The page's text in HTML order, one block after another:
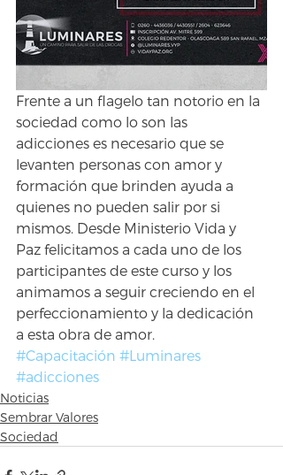
Frente a un flagelo tan notorio en la
sociedad como lo son las
adicciones es necesario que se
levanten personas con amor y
formación que brinden ayuda a
quienes no pueden salir por si
mismos. Desde Ministerio Vida y
Paz felicitamos a cada uno de los
participantes de este curso y los
animamos a seguir creciendo en el
perfeccionamiento y la dedicación
a esta obra de amor.
#Capacitación #Luminares
#adicciones
Noticias
Sembrar Valores
Sociedad